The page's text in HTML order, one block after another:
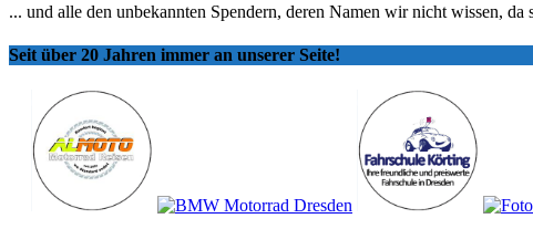
... und alle den unbekannten Spendern, deren Namen wir nicht wissen,
Seit über 20 Jahren immer an unserer Seite!